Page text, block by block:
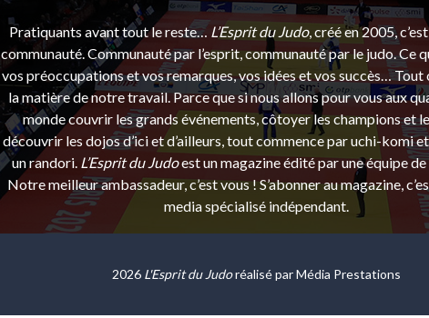
Pratiquants avant tout le reste… L’Esprit du Judo, créé en 2005,
communauté. Communauté par l’esprit, communauté par le judo. Ce
vos préoccupations et vos remarques, vos idées et vos succès… Tout
la matière de notre travail. Parce que si nous allons pour vous aux
monde couvrir les grands événements, côtoyer les champions et
découvrir les dojos d’ici et d’ailleurs, tout commence par uchi-komi
un randori. L’Esprit du Judoest un magazine édité par une équipe de
Notre meilleur ambassadeur, c’est vous ! S’abonner au magazine,
media spécialisé indépendant.
2026 L'Esprit du Judoréalisé parMédia Prestations